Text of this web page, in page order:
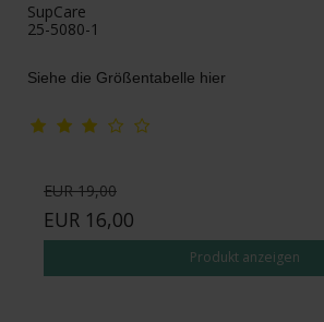
SupCare
25-5080-1
Siehe die Größentabelle hier
EUR 19,00
EUR 16,00
Produkt anzeigen